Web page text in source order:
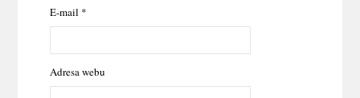
E-mail *
Adresa webu